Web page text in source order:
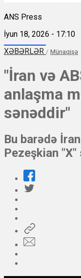
ANS Press
İyun 18, 2026 - 17:10
XƏBƏRLƏR / Münaqişə
"İran və
anlaşma
sənəddir"
Bu barədə
Pezeşkian